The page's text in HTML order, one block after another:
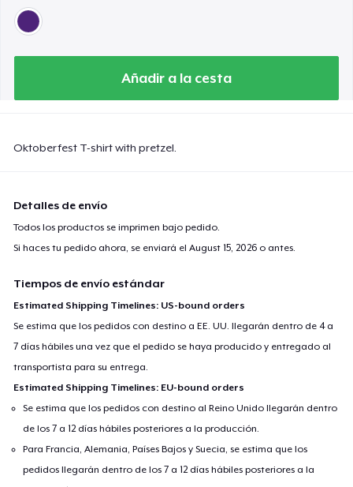
Añadir a la cesta
Oktoberfest T-shirt with pretzel.
Detalles de envío
Todos los productos se imprimen bajo pedido.
Si haces tu pedido ahora, se enviará elAugust 15, 2026 o antes.
Tiempos de envío estándar
Estimated Shipping Timelines: US-bound orders
Se estima que los pedidos con destino a EE. UU. llegarán dentro de 4 a
7 días hábiles una vez que el pedido se haya producido y entregado al
transportista para su entrega.
Estimated Shipping Timelines: EU-bound orders
Se estima que los pedidos con destino al Reino Unido llegarán dentro
de los 7 a 12 días hábiles posteriores a la producción.
Para Francia, Alemania, Países Bajos y Suecia, se estima que los
pedidos llegarán dentro de los 7 a 12 días hábiles posteriores a la